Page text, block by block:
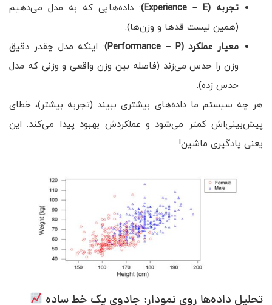
تجربه (Experience – E)
: داده‌هایی که به مدل می‌دهیم
(همین لیست قدها و وزن‌ها).
معیار عملکرد (Performance – P)
: اینکه مدل چقدر دقیق
وزن را حدس می‌زند (فاصله بین وزن واقعی و وزنی که مدل
حدس زده).
هر چه سیستم ما داده‌های بیشتری ببیند (تجربه بیشتر)، خطای
پیش‌بینی‌اش کمتر می‌شود و عملکردش بهبود پیدا می‌کند. این
یعنی یادگیری ماشین!
تحلیل داده‌ها روی نمودار: جادوی یک خط ساده